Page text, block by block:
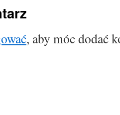
, aby móc dodać